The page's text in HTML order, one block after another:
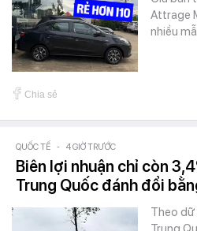
Attrage
nhiều
Chia sẻ
QUỐC TẾ - 4 GIỜ TRƯỚC
Biên lợi nhuận chỉ còn
Trung Quốc đánh đổi
Theo dữ